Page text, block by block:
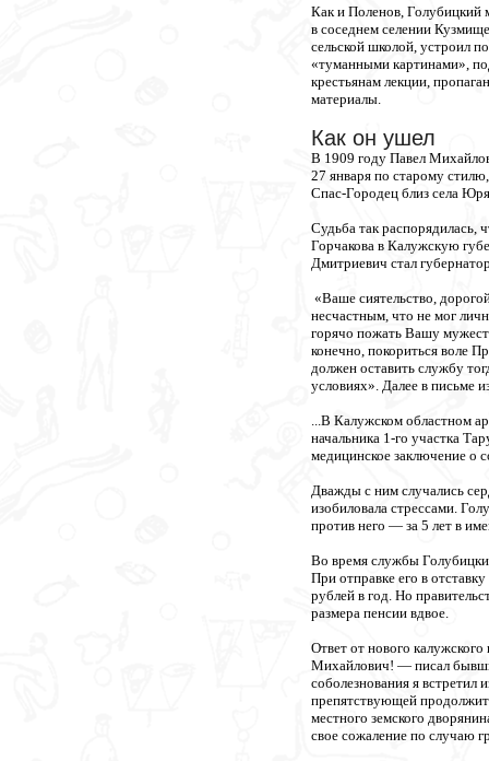
Как и Поленов, Голубицкий
в соседнем селении
сельской школой, устроил
«туманными картинами»,
крестьянам лекции,
материалы.
Как он ушел
В 1909 году Павел
27 января по старому
Спас-Городец близ села
Судьба так распорядилась,
Горчакова в Калужскую
Дмитриевич стал
«Ваше сиятельство,
несчастным, что не мог
горячо пожать Вашу
конечно, покориться воле
должен оставить службу
условиях». Далее в письме
...В Калужском областном
начальника 1-го участка
медицинское заключение о
Дважды с ним случались
изобиловала стрессами.
против него — за 5 лет в
Во время службы
При отправке его в
рублей в год. Но
размера пенсии вдвое.
Ответ от нового
Михайлович! — писал
соболезнования я
препятствующей
местного земского
свое сожаление по случаю